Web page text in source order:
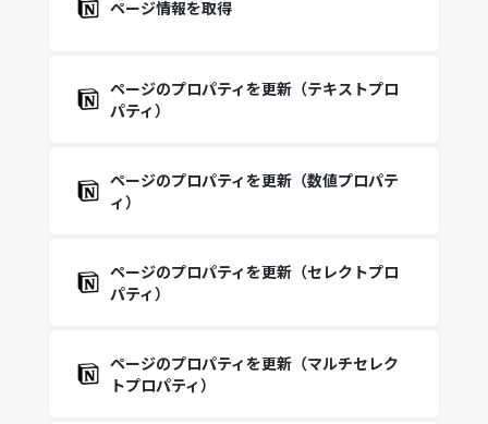
ページ情報を取得
ページのプロパティを更新（テキストプロ
パティ）
ページのプロパティを更新（数値プロパテ
ィ）
ページのプロパティを更新（セレクトプロ
パティ）
ページのプロパティを更新（マルチセレク
トプロパティ）